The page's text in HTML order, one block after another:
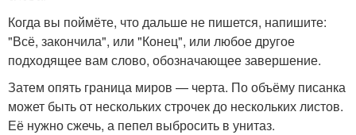
Когда вы поймёте, что дальше не пишется, напишите:
"Всё, закончила", или "Конец", или любое другое
подходящее вам слово, обозначающее завершение.
Затем опять граница миров — черта. По объёму писанка
может быть от нескольких строчек до нескольких листов.
Её нужно сжечь, а пепел выбросить в унитаз.